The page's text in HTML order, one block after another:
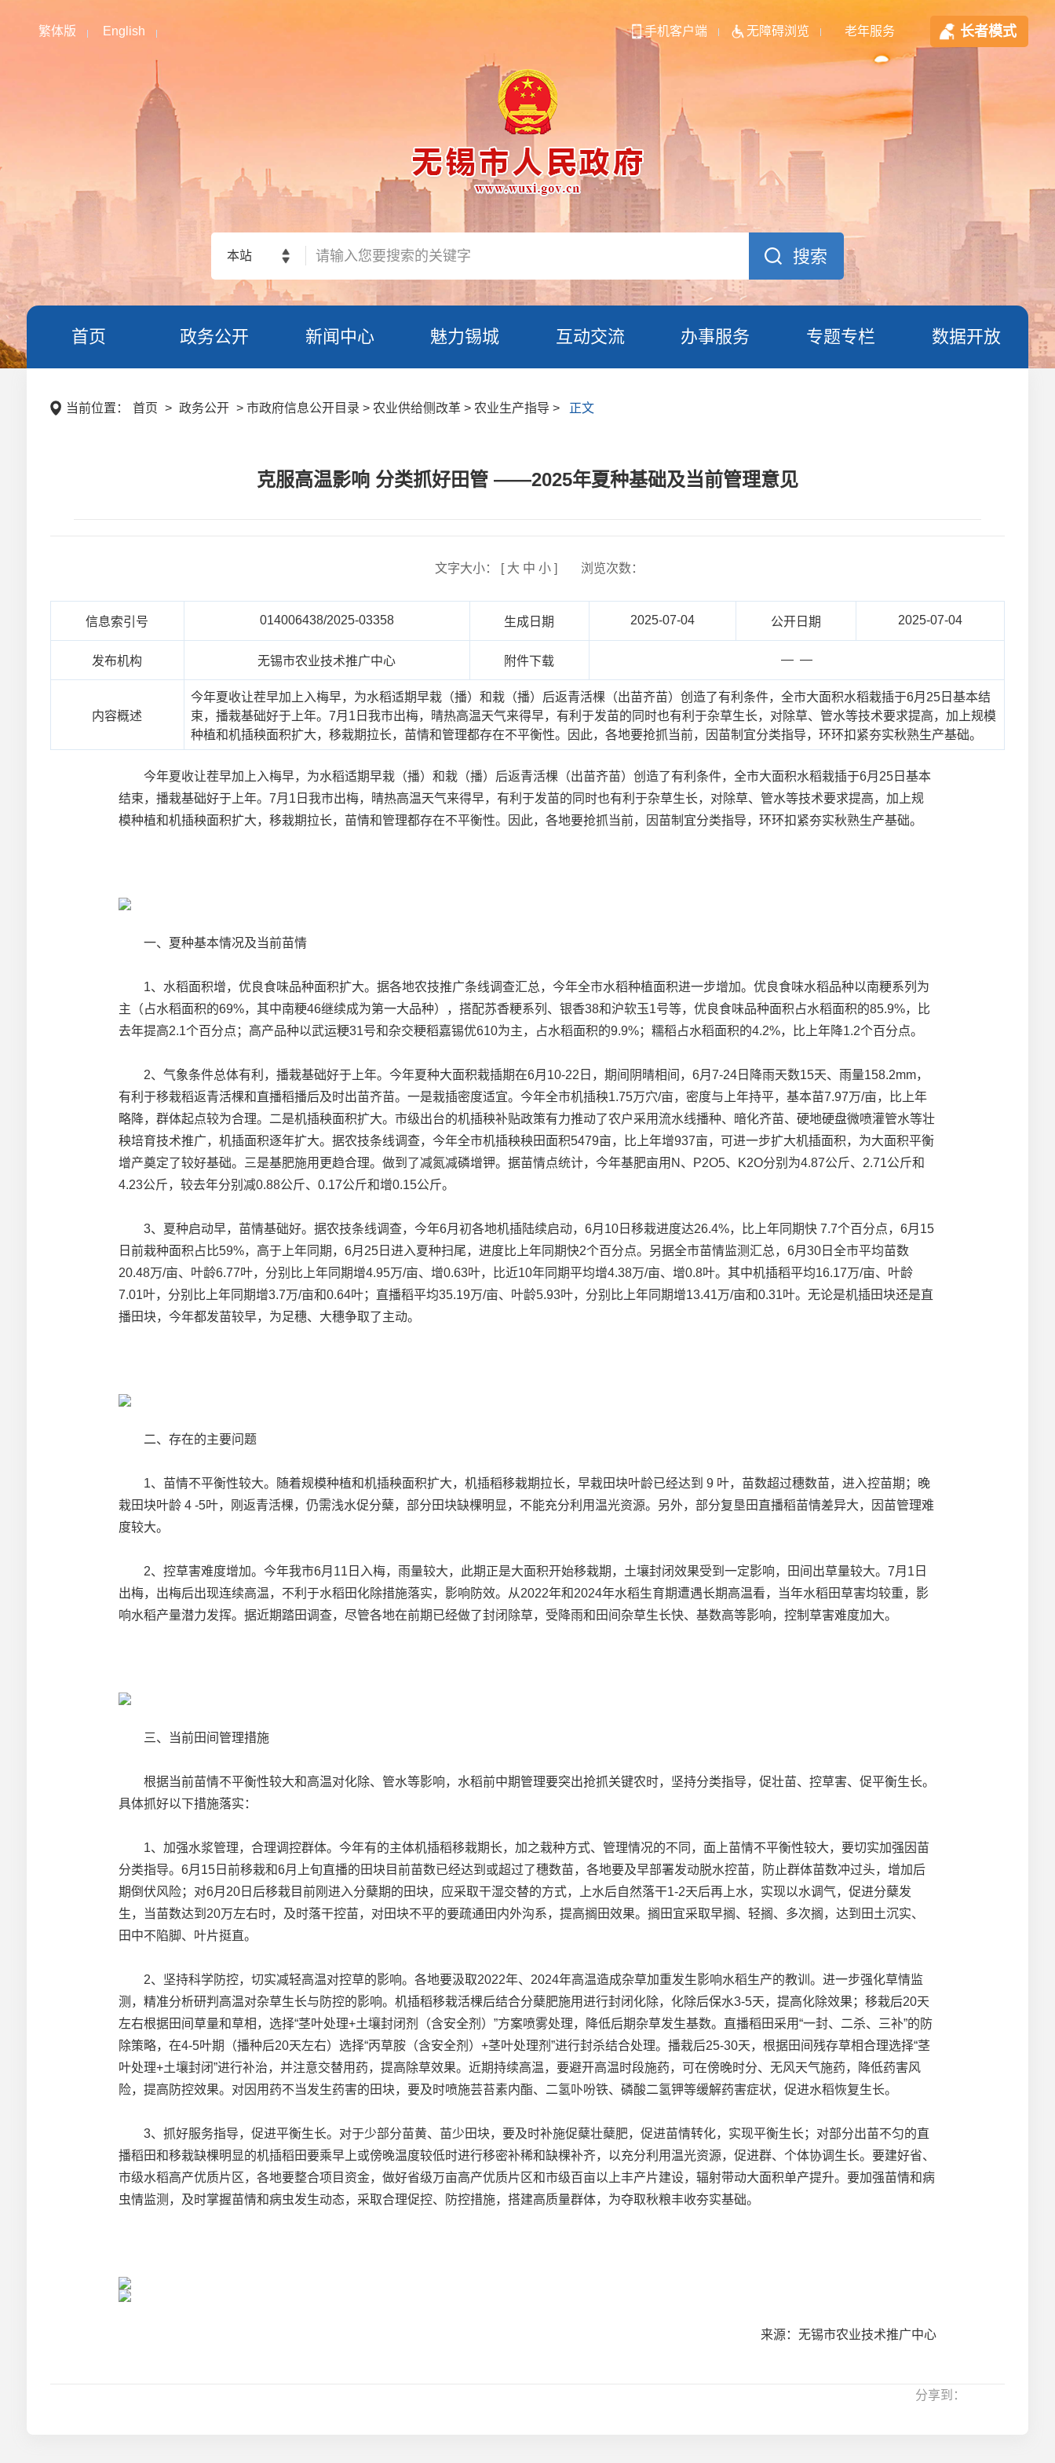
繁体版 English 手机客户端 无障碍浏览 老年服务 长者模式
本站
首页 政务公开 新闻中心 魅力锡城 互动交流 办事服务 专题专栏 数据开放
当前位置： 首页 > 政务公开 > 市政府信息公开目录 > 农业供给侧改革 > 农业生产指导 > 正文
克服高温影响 分类抓好田管 ——2025年夏种基础及当前管理意见
文字大小： [ 大 中 小] 浏览次数：
信息索引号 014006438/2025-03358 生成日期 2025-07-04 公开日期 2025-07-04
发布机构 无锡市农业技术推广中心 附件下载 — —
内容概述
今年夏收让茬早加上入梅早，为水稻适期早栽（播）和栽（播）后返青活棵（出苗齐苗）创造了有利条件，全市大面积水稻栽插于6月25日基本结
束，播栽基础好于上年。7月1日我市出梅，晴热高温天气来得早，有利于发苗的同时也有利于杂草生长，对除草、管水等技术要求提高，加上规模
种植和机插秧面积扩大，移栽期拉长，苗情和管理都存在不平衡性。因此，各地要抢抓当前，因苗制宜分类指导，环环扣紧夯实秋熟生产基础。
今年夏收让茬早加上入梅早，为水稻适期早栽（播）和栽（播）后返青活棵（出苗齐苗）创造了有利条件，全市大面积水稻栽插于6月25日基本
结束，播栽基础好于上年。7月1日我市出梅，晴热高温天气来得早，有利于发苗的同时也有利于杂草生长，对除草、管水等技术要求提高，加上规
模种植和机插秧面积扩大，移栽期拉长，苗情和管理都存在不平衡性。因此，各地要抢抓当前，因苗制宜分类指导，环环扣紧夯实秋熟生产基础。
一、夏种基本情况及当前苗情
1、水稻面积增，优良食味品种面积扩大。据各地农技推广条线调查汇总，今年全市水稻种植面积进一步增加。优良食味水稻品种以南粳系列为
主（占水稻面积的69%，其中南粳46继续成为第一大品种），搭配苏香粳系列、银香38和沪软玉1号等，优良食味品种面积占水稻面积的85.9%，比
去年提高2.1个百分点；高产品种以武运粳31号和杂交粳稻嘉锡优610为主，占水稻面积的9.9%；糯稻占水稻面积的4.2%，比上年降1.2个百分点。
2、气象条件总体有利，播栽基础好于上年。今年夏种大面积栽插期在6月10-22日，期间阴晴相间，6月7-24日降雨天数15天、雨量158.2mm，
有利于移栽稻返青活棵和直播稻播后及时出苗齐苗。一是栽插密度适宜。今年全市机插秧1.75万穴/亩，密度与上年持平，基本苗7.97万/亩，比上年
略降，群体起点较为合理。二是机插秧面积扩大。市级出台的机插秧补贴政策有力推动了农户采用流水线播种、暗化齐苗、硬地硬盘微喷灌管水等壮
秧培育技术推广，机插面积逐年扩大。据农技条线调查，今年全市机插秧秧田面积5479亩，比上年增937亩，可进一步扩大机插面积，为大面积平衡
增产奠定了较好基础。三是基肥施用更趋合理。做到了减氮减磷增钾。据苗情点统计，今年基肥亩用N、P2O5、K2O分别为4.87公斤、2.71公斤和
4.23公斤，较去年分别减0.88公斤、0.17公斤和增0.15公斤。
3、夏种启动早，苗情基础好。据农技条线调查，今年6月初各地机插陆续启动，6月10日移栽进度达26.4%，比上年同期快 7.7个百分点，6月15
日前栽种面积占比59%，高于上年同期，6月25日进入夏种扫尾，进度比上年同期快2个百分点。另据全市苗情监测汇总，6月30日全市平均苗数
20.48万/亩、叶龄6.77叶，分别比上年同期增4.95万/亩、增0.63叶，比近10年同期平均增4.38万/亩、增0.8叶。其中机插稻平均16.17万/亩、叶龄
7.01叶，分别比上年同期增3.7万/亩和0.64叶；直播稻平均35.19万/亩、叶龄5.93叶，分别比上年同期增13.41万/亩和0.31叶。无论是机插田块还是直
播田块，今年都发苗较早，为足穗、大穗争取了主动。
二、存在的主要问题
1、苗情不平衡性较大。随着规模种植和机插秧面积扩大，机插稻移栽期拉长，早栽田块叶龄已经达到 9 叶，苗数超过穗数苗，进入控苗期；晚
栽田块叶龄 4 -5叶，刚返青活棵，仍需浅水促分蘖，部分田块缺棵明显，不能充分利用温光资源。另外，部分复垦田直播稻苗情差异大，因苗管理难
度较大。
2、控草害难度增加。今年我市6月11日入梅，雨量较大，此期正是大面积开始移栽期，土壤封闭效果受到一定影响，田间出草量较大。7月1日
出梅，出梅后出现连续高温，不利于水稻田化除措施落实，影响防效。从2022年和2024年水稻生育期遭遇长期高温看，当年水稻田草害均较重，影
响水稻产量潜力发挥。据近期踏田调查，尽管各地在前期已经做了封闭除草，受降雨和田间杂草生长快、基数高等影响，控制草害难度加大。
三、当前田间管理措施
根据当前苗情不平衡性较大和高温对化除、管水等影响，水稻前中期管理要突出抢抓关键农时，坚持分类指导，促壮苗、控草害、促平衡生长。
具体抓好以下措施落实：
1、加强水浆管理，合理调控群体。今年有的主体机插稻移栽期长，加之栽种方式、管理情况的不同，面上苗情不平衡性较大，要切实加强因苗
分类指导。6月15日前移栽和6月上旬直播的田块目前苗数已经达到或超过了穗数苗，各地要及早部署发动脱水控苗，防止群体苗数冲过头，增加后
期倒伏风险；对6月20日后移栽目前刚进入分蘖期的田块，应采取干湿交替的方式，上水后自然落干1-2天后再上水，实现以水调气，促进分蘖发
生，当苗数达到20万左右时，及时落干控苗，对田块不平的要疏通田内外沟系，提高搁田效果。搁田宜采取早搁、轻搁、多次搁，达到田土沉实、
田中不陷脚、叶片挺直。
2、坚持科学防控，切实减轻高温对控草的影响。各地要汲取2022年、2024年高温造成杂草加重发生影响水稻生产的教训。进一步强化草情监
测，精准分析研判高温对杂草生长与防控的影响。机插稻移栽活棵后结合分蘖肥施用进行封闭化除，化除后保水3-5天，提高化除效果；移栽后20天
左右根据田间草量和草相，选择“茎叶处理+土壤封闭剂（含安全剂）”方案喷雾处理，降低后期杂草发生基数。直播稻田采用“一封、二杀、三补”的防
除策略，在4-5叶期（播种后20天左右）选择“丙草胺（含安全剂）+茎叶处理剂”进行封杀结合处理。播栽后25-30天，根据田间残存草相合理选择“茎
叶处理+土壤封闭”进行补治，并注意交替用药，提高除草效果。近期持续高温，要避开高温时段施药，可在傍晚时分、无风天气施药，降低药害风
险，提高防控效果。对因用药不当发生药害的田块，要及时喷施芸苔素内酯、二氢卟吩铁、磷酸二氢钾等缓解药害症状，促进水稻恢复生长。
3、抓好服务指导，促进平衡生长。对于少部分苗黄、苗少田块，要及时补施促蘖壮蘖肥，促进苗情转化，实现平衡生长；对部分出苗不匀的直
播稻田和移栽缺棵明显的机插稻田要乘早上或傍晚温度较低时进行移密补稀和缺棵补齐，以充分利用温光资源，促进群、个体协调生长。要建好省、
市级水稻高产优质片区，各地要整合项目资金，做好省级万亩高产优质片区和市级百亩以上丰产片建设，辐射带动大面积单产提升。要加强苗情和病
虫情监测，及时掌握苗情和病虫发生动态，采取合理促控、防控措施，搭建高质量群体，为夺取秋粮丰收夯实基础。
来源：无锡市农业技术推广中心
分享到：